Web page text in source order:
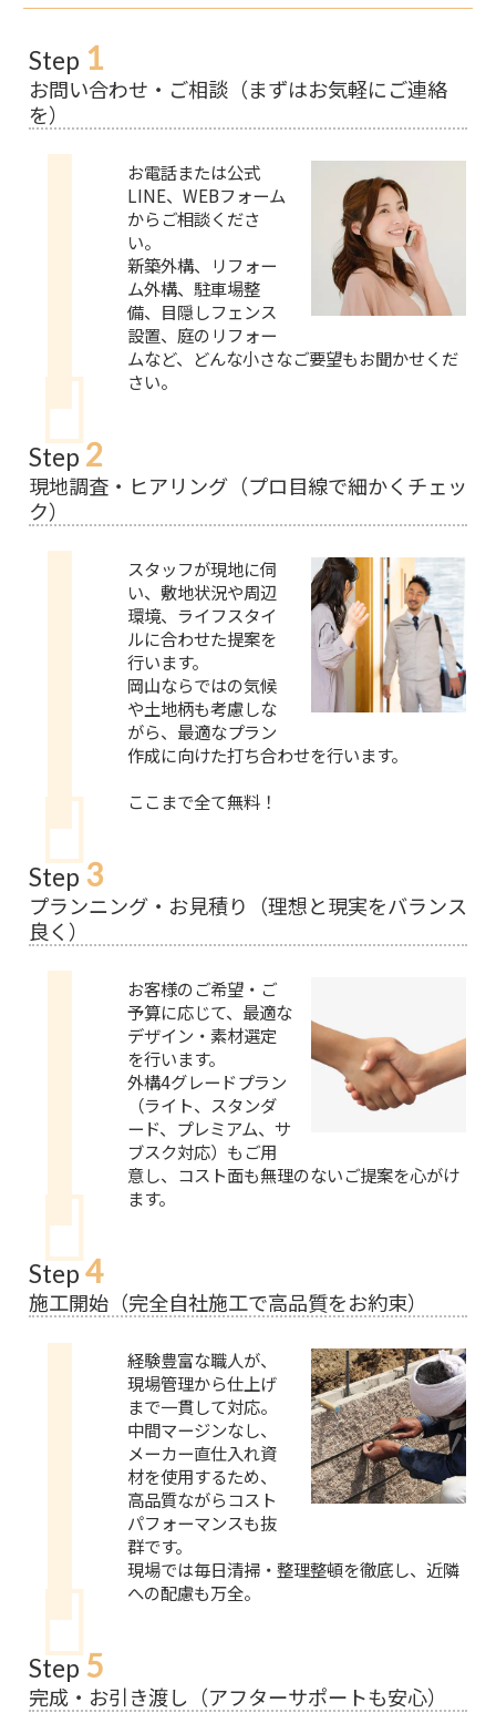
Step 1
お問い合わせ・ご相談（まずはお気軽にご連絡
を）
お電話または公式
LINE、WEBフォーム
からご相談くださ
い。
新築外構、リフォー
ム外構、駐車場整
備、目隠しフェンス
設置、庭のリフォー
ムなど、どんな小さなご要望もお聞かせくだ
さい。
Step 2
現地調査・ヒアリング（プロ目線で細かくチェッ
ク）
スタッフが現地に伺
い、敷地状況や周辺
環境、ライフスタイ
ルに合わせた提案を
行います。
岡山ならではの気候
や土地柄も考慮しな
がら、最適なプラン
作成に向けた打ち合わせを行います。
ここまで全て無料！
Step 3
プランニング・お見積り（理想と現実をバランス
良く）
お客様のご希望・ご
予算に応じて、最適な
デザイン・素材選定
を行います。
外構4グレードプラン
（ライト、スタンダ
ード、プレミアム、サ
ブスク対応）もご用
意し、コスト面も無理のないご提案を心がけ
ます。
Step 4
施工開始（完全自社施工で高品質をお約束）
経験豊富な職人が、
現場管理から仕上げ
まで一貫して対応。
中間マージンなし、
メーカー直仕入れ資
材を使用するため、
高品質ながらコスト
パフォーマンスも抜
群です。
現場では毎日清掃・整理整頓を徹底し、近隣
への配慮も万全。
Step 5
完成・お引き渡し（アフターサポートも安心）